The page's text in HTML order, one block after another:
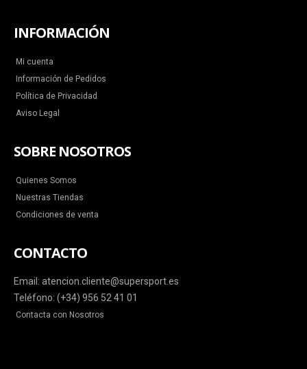
INFORMACIÓN
Mi cuenta
Información de Pedidos
Política de Privacidad
Aviso Legal
SOBRE NOSOTROS
Quienes Somos
Nuestras Tiendas
Condiciones de venta
CONTACTO
Email: atencion.cliente@supersport.es
Teléfono: (+34) 956 52 41 01
Contacta con Nosotros